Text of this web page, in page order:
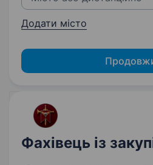
Додати місто
Фахівець із